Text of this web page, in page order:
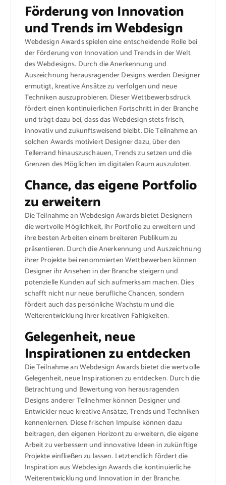
Förderung von Innovation
und Trends im Webdesign
Webdesign Awards spielen eine entscheidende Rolle bei
der Förderung von Innovation und Trends in der Welt
des Webdesigns. Durch die Anerkennung und
Auszeichnung herausragender Designs werden Designer
ermutigt, kreative Ansätze zu verfolgen und neue
Techniken auszuprobieren. Dieser Wettbewerbsdruck
fördert einen kontinuierlichen Fortschritt in der Branche
und trägt dazu bei, dass das Webdesign stets frisch,
innovativ und zukunftsweisend bleibt. Die Teilnahme an
solchen Awards motiviert Designer dazu, über den
Tellerrand hinauszuschauen, Trends zu setzen und die
Grenzen des Möglichen im digitalen Raum auszuloten.
Chance, das eigene Portfolio
zu erweitern
Die Teilnahme an Webdesign Awards bietet Designern
die wertvolle Möglichkeit, ihr Portfolio zu erweitern und
ihre besten Arbeiten einem breiteren Publikum zu
präsentieren. Durch die Anerkennung und Auszeichnung
ihrer Projekte bei renommierten Wettbewerben können
Designer ihr Ansehen in der Branche steigern und
potenzielle Kunden auf sich aufmerksam machen. Dies
schafft nicht nur neue berufliche Chancen, sondern
fördert auch das persönliche Wachstum und die
Weiterentwicklung ihrer kreativen Fähigkeiten.
Gelegenheit, neue
Inspirationen zu entdecken
Die Teilnahme an Webdesign Awards bietet die wertvolle
Gelegenheit, neue Inspirationen zu entdecken. Durch die
Betrachtung und Bewertung von herausragenden
Designs anderer Teilnehmer können Designer und
Entwickler neue kreative Ansätze, Trends und Techniken
kennenlernen. Diese frischen Impulse können dazu
beitragen, den eigenen Horizont zu erweitern, die eigene
Arbeit zu verbessern und innovative Ideen in zukünftige
Projekte einfließen zu lassen. Letztendlich fördert die
Inspiration aus Webdesign Awards die kontinuierliche
Weiterentwicklung und Innovation in der Branche.